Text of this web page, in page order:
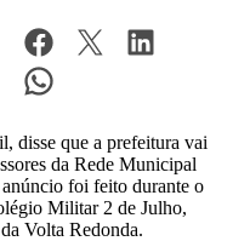
disse que a prefeitura vai
da Rede Municipal
foi feito durante o
Militar 2 de Julho,
Volta Redonda.